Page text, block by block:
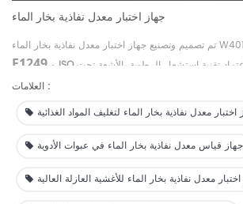
جهاز اختبار معدل نفاذية بخار الماء
F1249
ISO تقنية استشعار الرطوبة بالأشعة تحت
يوفر اختبارًا واسع النطاق وعالي الكفاءة لمعدل انتقال بخار
العلامات :
اختبار معدل نفاذية بخار الماء لتغليف المواد الغذائية
جهاز قياس معدل نفاذية بخار الماء في عبوات الأدوية
معدل نفاذية بخار الماء للأغشية العازلة العالية